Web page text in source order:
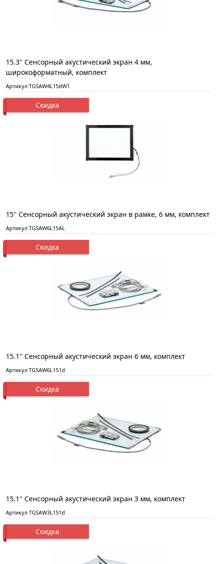
15.3" Сенсорный акустический экран 4 мм,
широкоформатный, комплект
Артикул TGSAW4L15dW1
Скидка
15" Сенсорный акустический экран в рамке, 6 мм, комплект
Артикул TGSAW6L15AL
Скидка
15.1" Сенсорный акустический экран 6 мм, комплект
Артикул TGSAW6L151d
Скидка
15.1" Сенсорный акустический экран 3 мм, комплект
Артикул TGSAW3L151d
Скидка